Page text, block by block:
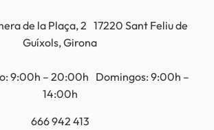
de la Plaça, 2 17220 Sant Feliu de
Guíxols, Girona
9:00h – 20:00h Domingos: 9:00h –
14:00h
666 942 413